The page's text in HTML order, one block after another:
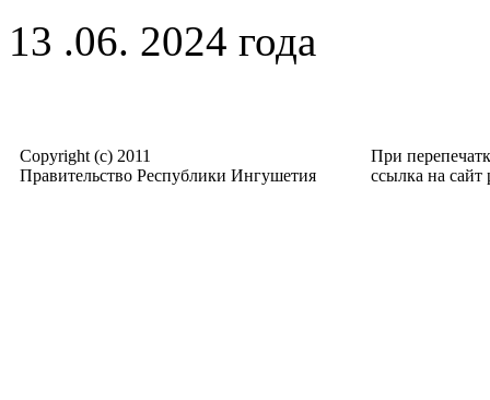
13 .06. 2024 года
Copyright (c) 2011
Правительство Республики Ингушетия
При
ссылка на сайт